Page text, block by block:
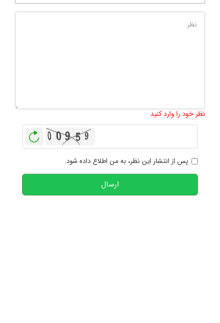
نظر خود را وارد کنید
پس از انتشار این نظر، به من اطلاع داده شود.
ارسال